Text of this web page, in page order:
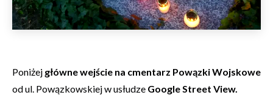
Poniżej główne wejście na cmentarz Powązki Wojskowe
od ul. Powązkowskiej w usłudze Google Street View.